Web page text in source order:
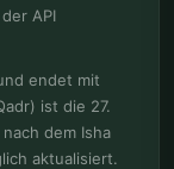
API
endet mit
ist die 27.
dem Isha
aktualisiert.